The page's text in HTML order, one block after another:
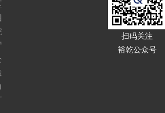
扫码关注
裕乾公众号